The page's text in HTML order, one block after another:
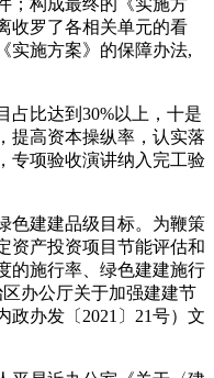
收罗了各相关单元的看
实施方案》的保障办法,
比达到30%以上，十是
提高资本操纵率，认实落
专项验收演讲纳入完工验
建建品级目标。为鞭策
资产投资项目节能评估和
的施行率、绿色建建施行
办公厅关于加强建建节
政办发〔2021〕21号）文